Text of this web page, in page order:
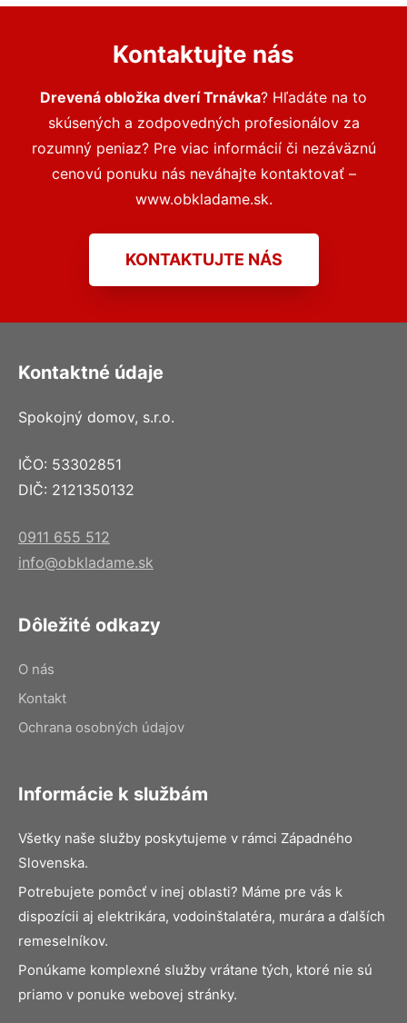
Kontaktujte nás
Drevená obložka dverí Trnávka? Hľadáte na to
skúsených a zodpovedných profesionálov za
rozumný peniaz? Pre viac informácií či nezáväznú
cenovú ponuku nás neváhajte kontaktovať –
www.obkladame.sk.
KONTAKTUJTE NÁS
Kontaktné údaje
Spokojný domov, s.r.o.
IČO: 53302851
DIČ: 2121350132
0911 655 512
info@obkladame.sk
Dôležité odkazy
O nás
Kontakt
Ochrana osobných údajov
Informácie k službám
Všetky naše služby poskytujeme v rámci Západného
Slovenska.
Potrebujete pomôcť v inej oblasti? Máme pre vás k
dispozícii aj elektrikára, vodoinštalatéra, murára a ďalších
remeselníkov.
Ponúkame komplexné služby vrátane tých, ktoré nie sú
priamo v ponuke webovej stránky.